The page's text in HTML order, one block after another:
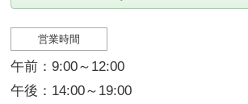
営業時間
午前：9:00～12:00
午後：14:00～19:00